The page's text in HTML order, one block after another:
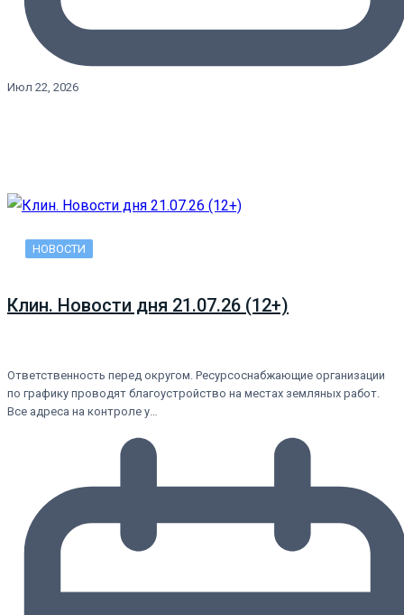
Июл 22, 2026
НОВОСТИ
Клин. Новости дня 21.07.26 (12+)
Ответственность перед округом. Ресурсоснабжающие организации
по графику проводят благоустройство на местах земляных работ.
Все адреса на контроле у…